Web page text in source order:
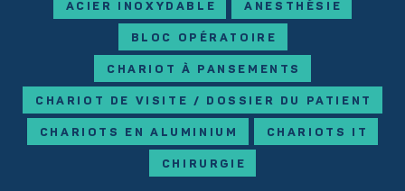
ACIER INOXYDABLE ANESTHÉSIE
BLOC OPÉRATOIRE
CHARIOT À PANSEMENTS
CHARIOT DE VISITE / DOSSIER DU PATIENT
CHARIOTS EN ALUMINIUM CHARIOTS IT
CHIRURGIE